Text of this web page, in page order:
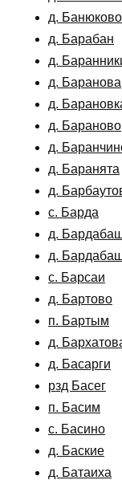
д. Банюково
д. Барабан
д.
д. Баранова
д.
д. Бараново
д.
д. Баранята
д.
с. Барда
д.
д.
с. Барсаи
д. Бартово
п. Бартым
д.
д. Басарги
рзд Басег
п. Басим
с. Басино
д. Баские
д. Батаиха